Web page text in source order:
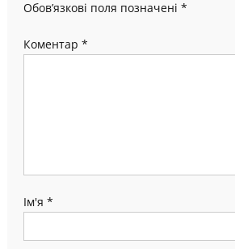
Обов’язкові поля позначені *
Коментар *
Ім'я *